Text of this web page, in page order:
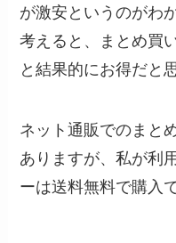
が激安というのがわ
考えると、まとめ買
と結果的にお得だと
ネット通販でのまと
ありますが、私が利
ーは送料無料で購入